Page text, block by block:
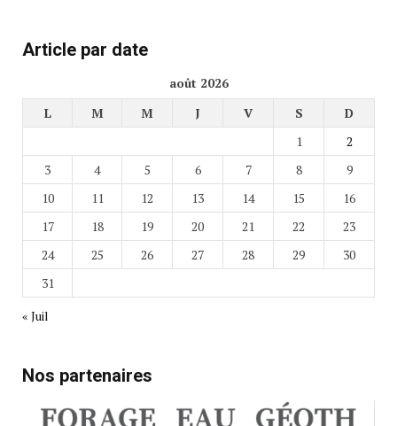
Article par date
août 2026
L
M M J V S
D
1
2
3
4 5 6 7 8
9
10
11 12 13 14 15
16
17
18 19 20 21 22
23
24
25 26 27 28 29
30
31
« Juil
Nos partenaires